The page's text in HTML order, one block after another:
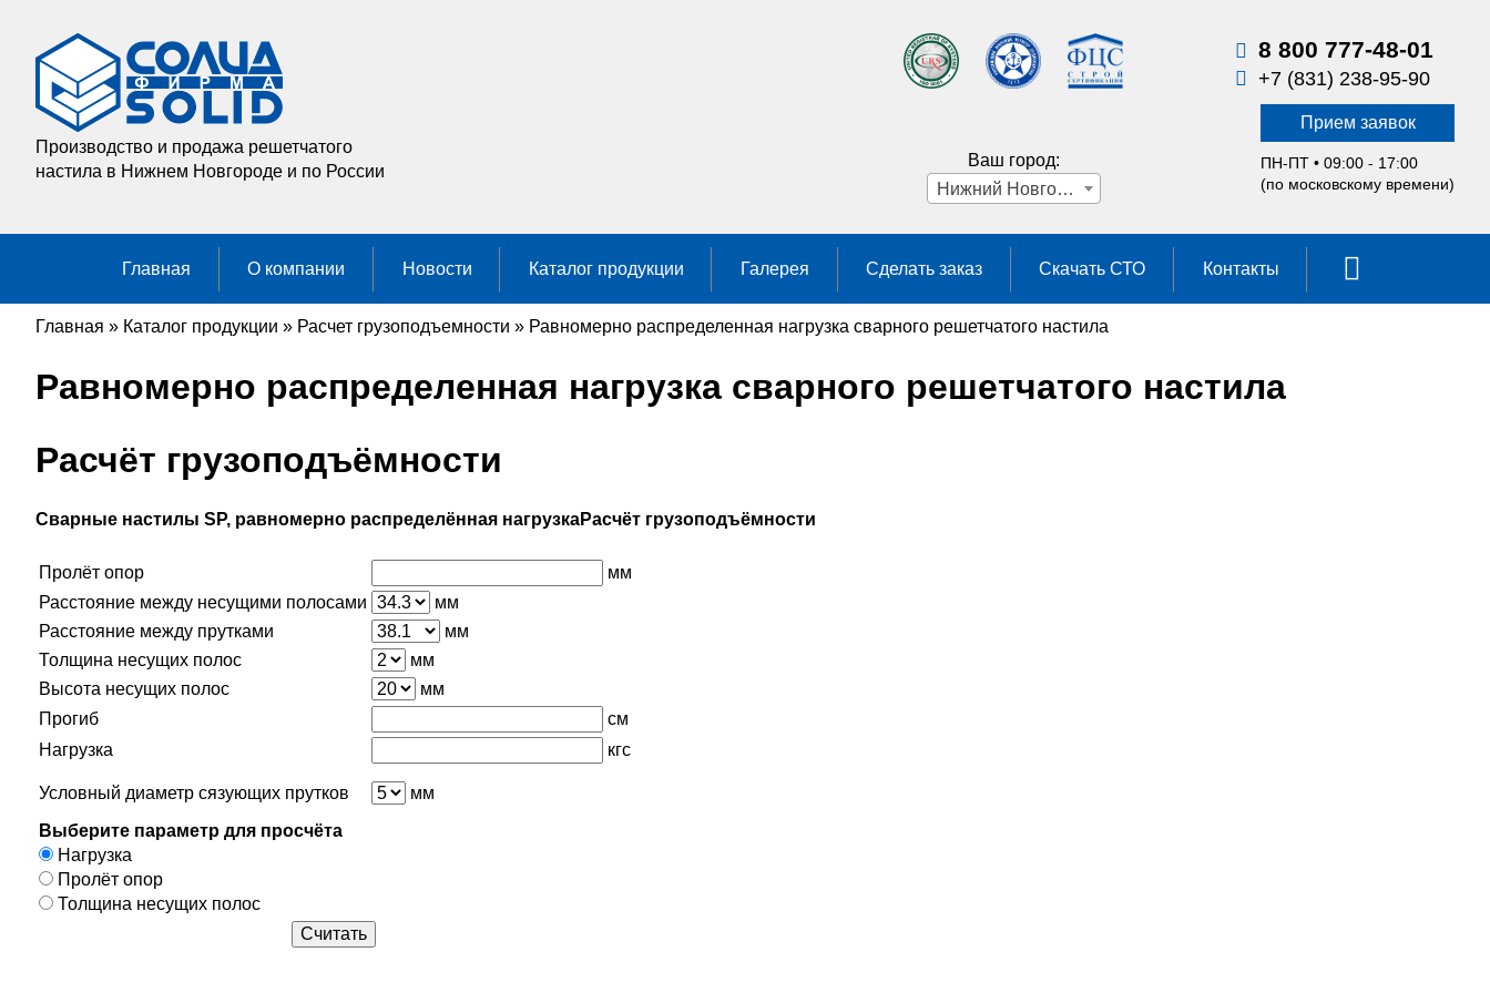
Производство и продажа решетчатого
настила в Нижнем Новгороде и по России
Ваш город:
Нижний Новгород
8 800 777-48-01
+7 (831) 238-95-90
Прием заявок
ПН-ПТ • 09:00 - 17:00
(по московскому времени)
Главная О компании Новости Каталог продукции Галерея Сделать заказ Скачать СТО Контакты
Главная » Каталог продукции » Расчет грузоподъемности » Равномерно распределенная нагрузка сварного решетчатого настила
Равномерно распределенная нагрузка сварного решетчатого настила
Расчёт грузоподъёмности
Сварные настилы SP, равномерно распределённая нагрузкаРасчёт грузоподъёмности
Пролёт опор
мм
Расстояние между несущими полосами
мм
Расстояние между прутками
мм
Толщина несущих полос
мм
Высота несущих полос
мм
Прогиб
см
Нагрузка
кгс
Условный диаметр сязующих прутков
мм
Выберите параметр для просчёта
Нагрузка
Пролёт опор
Толщина несущих полос